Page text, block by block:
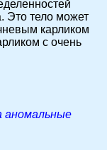
Это тело может
карликом
с очень
аномальные